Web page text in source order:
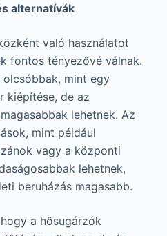
alternatívák
való használatot
fontos tényezővé válnak.
mint egy
kiépítése, de az
lehetnek. Az
mint például
vagy a központi
lehetnek,
beruházás magasabb.
a hősugárzók